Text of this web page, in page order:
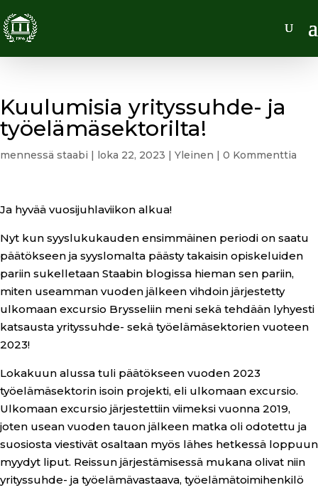
Kuulumisia yrityssuhde- ja
työelämäsektorilta!
mennessä staabi | loka 22, 2023 | Yleinen | 0 Kommenttia
Ja hyvää vuosijuhlaviikon alkua!
Nyt kun syyslukukauden ensimmäinen periodi on saatu
päätökseen ja syyslomalta päästy takaisin opiskeluiden
pariin sukelletaan Staabin blogissa hieman sen pariin,
miten useamman vuoden jälkeen vihdoin järjestetty
ulkomaan excursio Brysseliin meni sekä tehdään lyhyesti
katsausta yrityssuhde- sekä työelämäsektorien vuoteen
2023!
Lokakuun alussa tuli päätökseen vuoden 2023
työelämäsektorin isoin projekti, eli ulkomaan excursio.
Ulkomaan excursio järjestettiin viimeksi vuonna 2019,
joten usean vuoden tauon jälkeen matka oli odotettu ja
suosiosta viestivät osaltaan myös lähes hetkessä loppuun
myydyt liput. Reissun järjestämisessä mukana olivat niin
yrityssuhde- ja työelämävastaava, työelämätoimihenkilö